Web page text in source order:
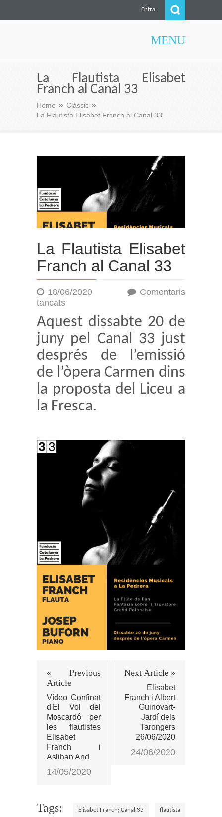
Entra
MENU
La Flautista Elisabet
Franch al Canal 33
Home
Clàssic
La Flautista Elisabet Franch al Canal 33
La Flautista Elisabet
Franch al Canal 33
18/06/2020
Comentaris
tancatsa
Flautista
Elisabet
Franch
al
Canal
33
Aquest dissabte 20 de
juny pel Canal 33 just
després de l’emissió
de l’òpera Carmen dins
la proposta del Liceu a
la Fresca.
« Previous
Article
Vídeo Confinat
d'El Vol del
Moscardó per
les flautistes
Elisabet
Franch i
Aslihan And
14/05/2020
Next Article »
Elisabet
Franch i Albert
Guinovart-
Jardí dels
Tarongers
26/06/2020
24/06/2020
Tags: Elisabet Franch; Canal 33 flautista